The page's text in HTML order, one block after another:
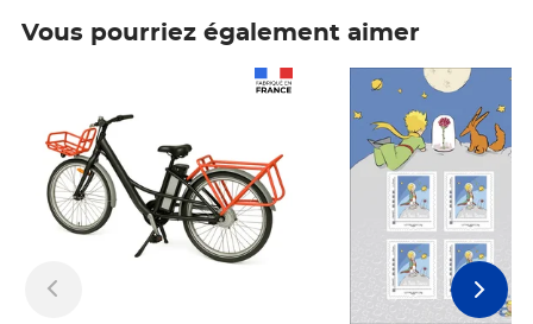
Vous pourriez également aimer
Prix 7,50€